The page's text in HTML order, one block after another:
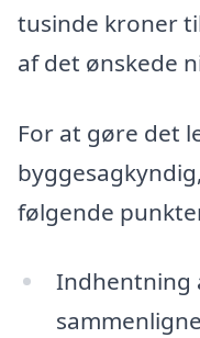
tusinde kroner
af det ønskede
For at gøre det
følgende
Indhentning